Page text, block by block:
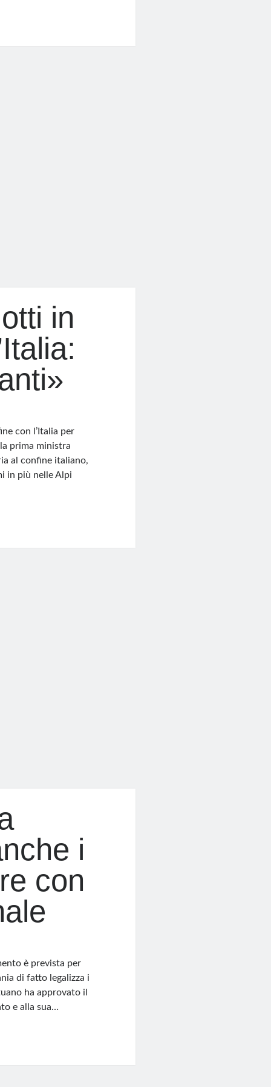
in
con l’Italia per
prima ministra
al confine italiano,
in più nelle Alpi
i
con
è prevista per
di fatto legalizza i
ha approvato il
e alla sua…